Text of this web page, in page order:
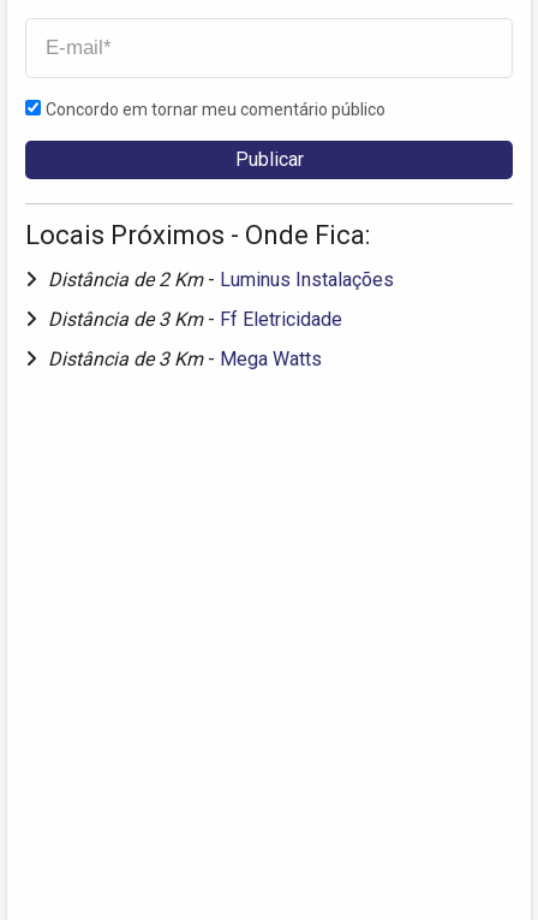
Concordo em tornar meu comentário público
Locais Próximos - Onde Fica:
Distância de 2 Km - Luminus Instalações
Distância de 3 Km - Ff Eletricidade
Distância de 3 Km - Mega Watts